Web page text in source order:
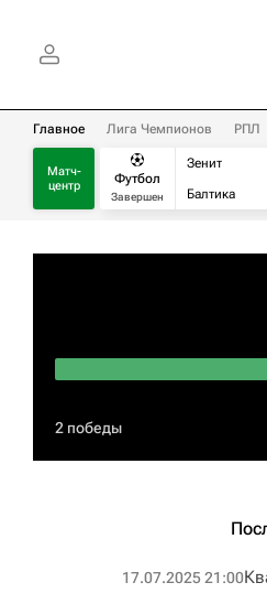
Главное Лига Чемпионов РПЛ
Матч-
центр
Футбол
Завершен
Зенит
Балтика
2 победы
17.07.2025 21:00